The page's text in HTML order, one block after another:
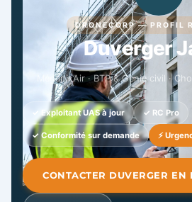
DRONECORP — PROFIL
Duverger
Mégapix’Air · BTP & Génie civil ·
✓ Exploitant UAS à jour ✓ RC Pro
✓ Conformité sur demande ⚡
CONTACTER DUVERGER EN